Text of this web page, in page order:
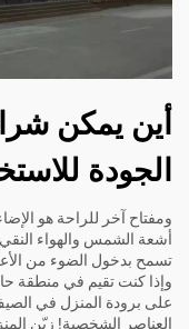
أين يمكن
الجودة
ومفتاح آخر للراحة هو
أشعة الشمس والهواء
تسمح بدخول الضوء من
وإذا كنت تقيم في منطقة
على برودة المنزل في
العناصر الشخصية! زيّن